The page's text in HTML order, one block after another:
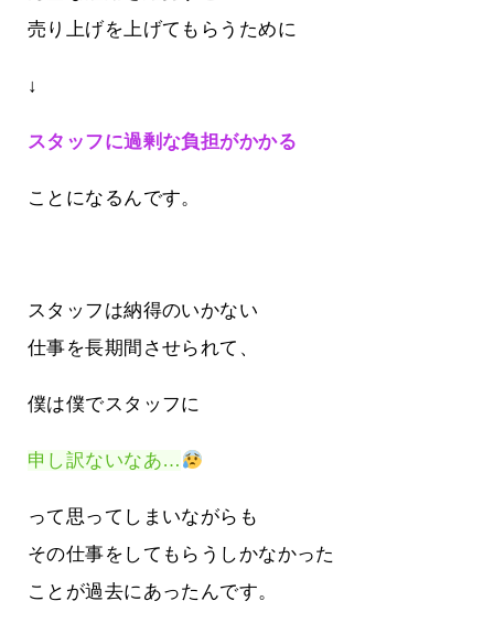
売り上げを上げてもらうために
↓
スタッフに過剰な負担がかかる
ことになるんです。
スタッフは納得のいかない
仕事を長期間させられて、
僕は僕でスタッフに
申し訳ないなあ…
って思ってしまいながらも
その仕事をしてもらうしかなかった
ことが過去にあったんです。